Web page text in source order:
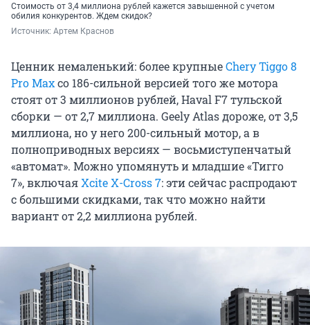
Стоимость от 3,4 миллиона рублей кажется завышенной с учетом
обилия конкурентов. Ждем скидок?
Источник: Артем Краснов
Ценник немаленький: более крупныеChery Tiggo 8
Pro Maxсо 186-сильной версией того же мотора
стоят от 3 миллионов рублей, Haval F7 тульской
сборки — от 2,7 миллиона. Geely Atlas дороже, от 3,5
миллиона, но у него 200-сильный мотор, а в
полноприводных версиях — восьмиступенчатый
«автомат». Можно упомянуть и младшие «Тигго
7», включаяXcite X-Cross 7: эти сейчас распродают
с большими скидками, так что можно найти
вариант от 2,2 миллиона рублей.